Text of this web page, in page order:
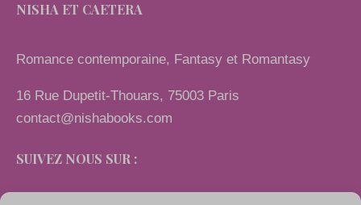
NISHA ET CAETERA
Romance contemporaine, Fantasy et Romantasy
16 Rue Dupetit-Thouars, 75003 Paris
contact@nishabooks.com
SUIVEZ NOUS SUR :